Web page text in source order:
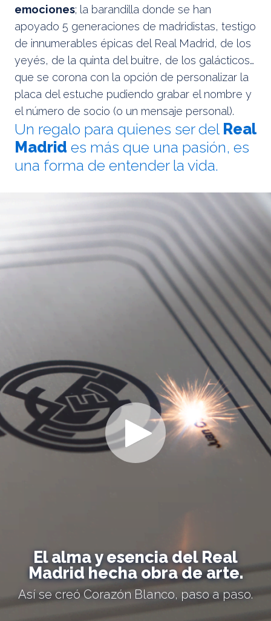
emociones; la barandilla donde se han
apoyado 5 generaciones de madridistas, testigo
de innumerables épicas del Real Madrid, de los
yeyés, de la quinta del buitre, de los galácticos…
que se corona con la opción de personalizar la
placa del estuche pudiendo grabar el nombre y
el número de socio (o un mensaje personal).
Un regalo para quienes ser del Real
Madrid es más que una pasión, es
una forma de entender la vida.
El alma y esencia del Real
Madrid hecha obra de arte.
Así se creó Corazón Blanco, paso a paso.